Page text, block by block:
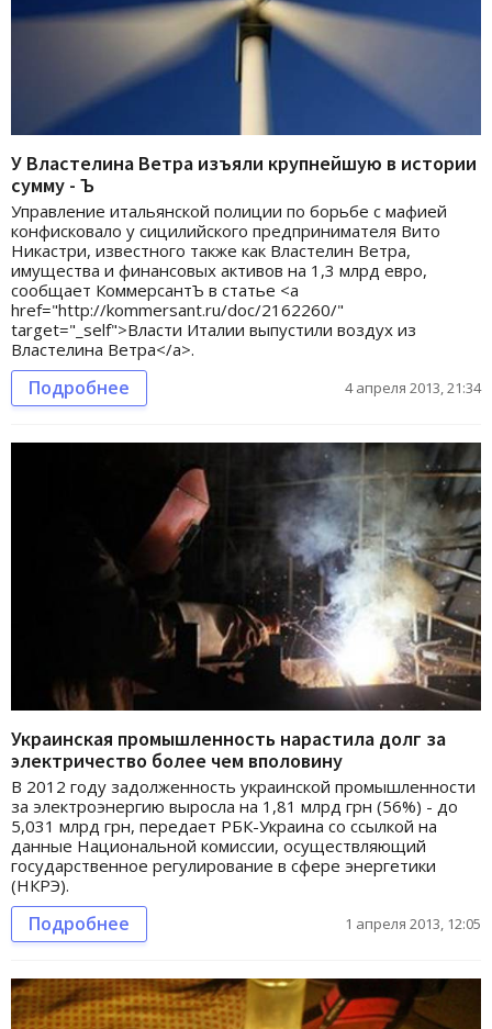
У Властелина Ветра изъяли крупнейшую в истории
сумму - Ъ
Управление итальянской полиции по борьбе с мафией
конфисковало у сицилийского предпринимателя Вито
Никастри, известного также как Властелин Ветра,
имущества и финансовых активов на 1,3 млрд евро,
сообщает КоммерсантЪ в статье <a
href="http://kommersant.ru/doc/2162260/"
target="_self">Власти Италии выпустили воздух из
Властелина Ветра</a>.
Подробнее 4 апреля 2013, 21:34
Украинская промышленность нарастила долг за
электричество более чем вполовину
В 2012 году задолженность украинской промышленности
за электроэнергию выросла на 1,81 млрд грн (56%) - до
5,031 млрд грн, передает РБК-Украина со ссылкой на
данные Национальной комиссии, осуществляющий
государственное регулирование в сфере энергетики
(НКРЭ).
Подробнее 1 апреля 2013, 12:05